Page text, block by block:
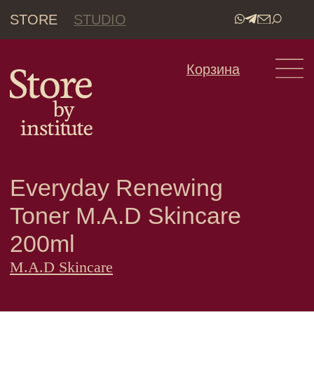
STORE STUDIO
•
Everyday Renewing
M.A.D Skincare